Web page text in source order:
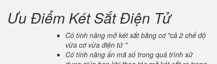
Ưu Điểm Két Sắt Điện Tử
Có tính năng mở két sắt bằng cơ "cả 2 chế độ
vừa cơ vừa điện tử "
Có tính năng ẩn mã số trong quá trình sử